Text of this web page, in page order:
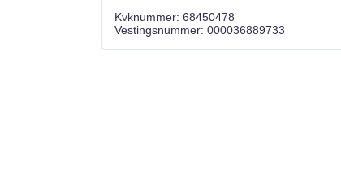
Kvknummer: 68450478